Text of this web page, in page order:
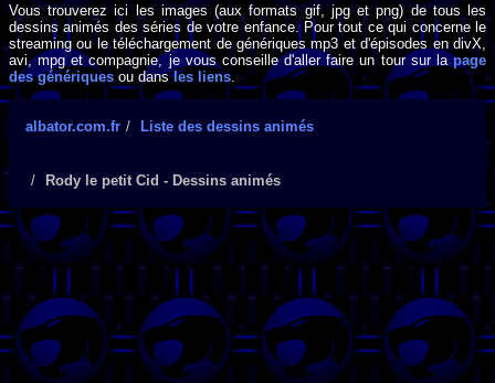
Vous trouverez ici les images (aux formats gif, jpg et png) de tous les
dessins animés des séries de votre enfance. Pour tout ce qui concerne le
streaming ou le téléchargement de génériques mp3 et d'épisodes en divX,
avi, mpg et compagnie, je vous conseille d'aller faire un tour sur lapage
des génériques ou dansles liens.
albator.com.fr Liste des dessins animés
Rody le petit Cid - Dessins animés